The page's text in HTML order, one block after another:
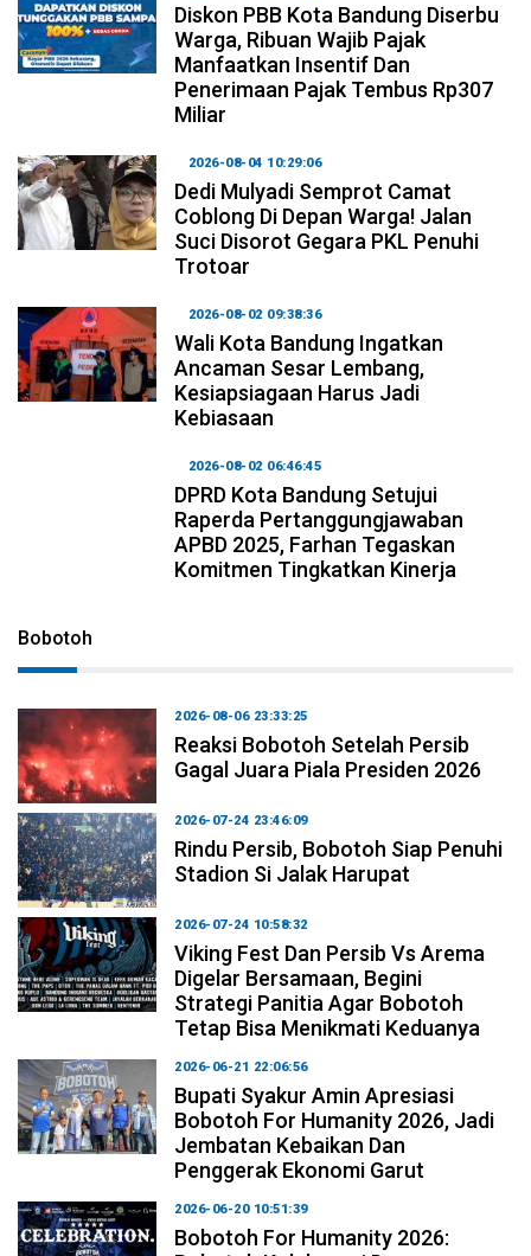
Diskon PBB Kota Bandung Diserbu
Warga, Ribuan Wajib Pajak
Manfaatkan Insentif Dan
Penerimaan Pajak Tembus Rp307
Miliar
2026-08-04 10:29:06
Dedi Mulyadi Semprot Camat
Coblong Di Depan Warga! Jalan
Suci Disorot Gegara PKL Penuhi
Trotoar
2026-08-02 09:38:36
Wali Kota Bandung Ingatkan
Ancaman Sesar Lembang,
Kesiapsiagaan Harus Jadi
Kebiasaan
2026-08-02 06:46:45
DPRD Kota Bandung Setujui
Raperda Pertanggungjawaban
APBD 2025, Farhan Tegaskan
Komitmen Tingkatkan Kinerja
Bobotoh
2026-08-06 23:33:25
Reaksi Bobotoh Setelah Persib
Gagal Juara Piala Presiden 2026
2026-07-24 23:46:09
Rindu Persib, Bobotoh Siap Penuhi
Stadion Si Jalak Harupat
2026-07-24 10:58:32
Viking Fest Dan Persib Vs Arema
Digelar Bersamaan, Begini
Strategi Panitia Agar Bobotoh
Tetap Bisa Menikmati Keduanya
2026-06-21 22:06:56
Bupati Syakur Amin Apresiasi
Bobotoh For Humanity 2026, Jadi
Jembatan Kebaikan Dan
Penggerak Ekonomi Garut
2026-06-20 10:51:39
Bobotoh For Humanity 2026: